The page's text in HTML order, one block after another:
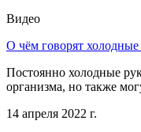
Видео
О чём говорят холодные
Постоянно холодные
организма, но также
14 апреля 2022 г.